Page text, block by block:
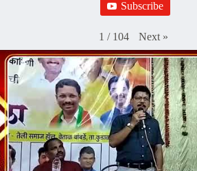
Subscribe
1 / 104 Next »